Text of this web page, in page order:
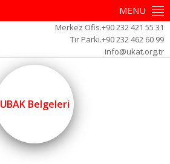
MENU
Merkez Ofis.+90 232 421 55 31
Tır Parkı.+90 232 462 60 99
info@ukat.org.tr
UBAK Belgeleri